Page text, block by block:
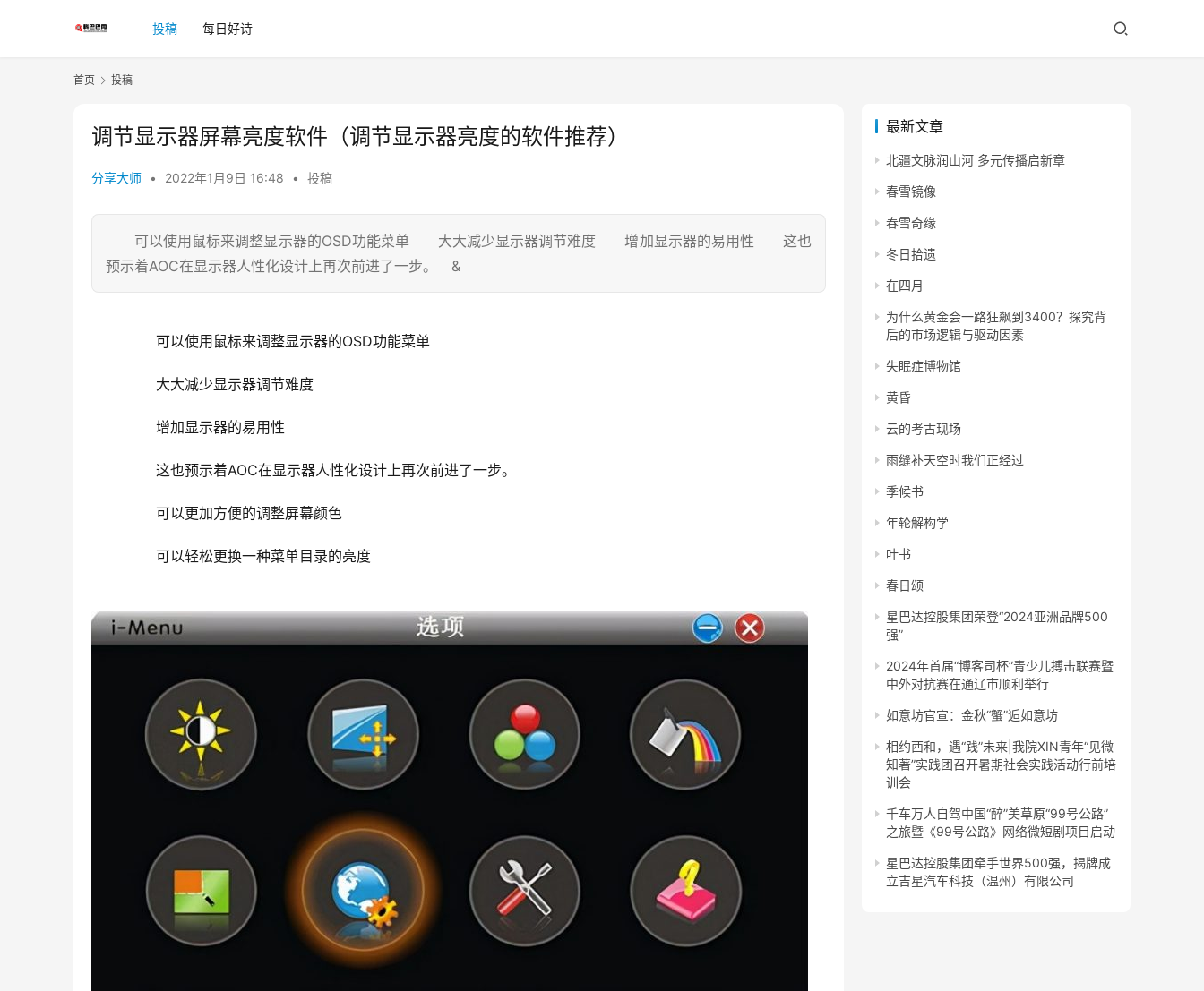
投稿 每日好诗
首页 投稿
调节显示器屏幕亮度软件（调节显示器亮度的软件推荐）
分享大师 • 2022年1月9日 16:48 • 投稿
可以使用鼠标来调整显示器的OSD功能菜单 大大减少显示器调节难度 增加显示器的易用性 这也
预示着AOC在显示器人性化设计上再次前进了一步。 &
	  可以使用鼠标来调整显示器的OSD功能菜单
	  大大减少显示器调节难度
	  增加显示器的易用性
	  这也预示着AOC在显示器人性化设计上再次前进了一步。
	  可以更加方便的调整屏幕颜色
	  可以轻松更换一种菜单目录的亮度
最新文章
北疆文脉润山河 多元传播启新章
春雪镜像
春雪奇缘
冬日拾遗
在四月
为什么黄金会一路狂飙到3400？探究背
后的市场逻辑与驱动因素
失眠症博物馆
黄昏
云的考古现场
雨缝补天空时我们正经过
季候书
年轮解构学
叶书
春日颂
星巴达控股集团荣登“2024亚洲品牌500
强”
2024年首届“博客司杯”青少儿搏击联赛暨
中外对抗赛在通辽市顺利举行
如意坊官宣：金秋“蟹”逅如意坊
相约西和，遇“践”未来|我院XIN青年“见微
知著”实践团召开暑期社会实践活动行前培
训会
千车万人自驾中国“醉”美草原“99号公路”
之旅暨《99号公路》网络微短剧项目启动
星巴达控股集团牵手世界500强，揭牌成
立吉星汽车科技（温州）有限公司